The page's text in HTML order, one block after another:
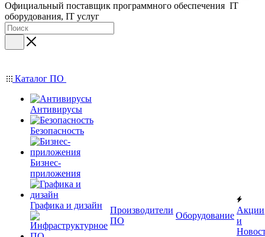
Официальный поставщик программного обеспечения IT
оборудования, IT услуг
Каталог ПО
Антивирусы
Безопасность
Бизнес-
приложения
Графика и дизайн
Производители
ПО
Оборудование
Акции
и